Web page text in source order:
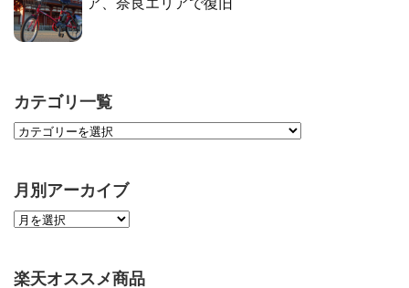
ア、奈良エリアで復旧
カテゴリ一覧
月別アーカイブ
楽天オススメ商品